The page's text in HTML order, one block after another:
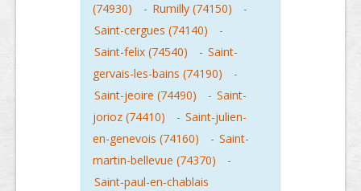
(74930)
- Rumilly (74150)
-
Saint-cergues (74140)
-
Saint-felix (74540)
- Saint-
gervais-les-bains (74190)
-
Saint-jeoire (74490)
- Saint-
jorioz (74410)
- Saint-julien-
en-genevois (74160)
- Saint-
martin-bellevue (74370)
-
Saint-paul-en-chablais